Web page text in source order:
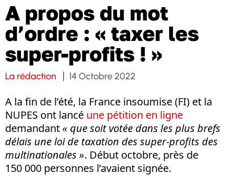
A propos du mot
d’ordre : « taxer les
super-profits ! »
La rédaction 14 Octobre 2022
A la fin de l’été, la France insoumise (FI) et la
NUPES ont lancé une pétition en ligne
demandant « que soit votée dans les plus brefs
délais une loi de taxation des super-profits des
multinationales ». Début octobre, près de
150 000 personnes l’avaient signée.